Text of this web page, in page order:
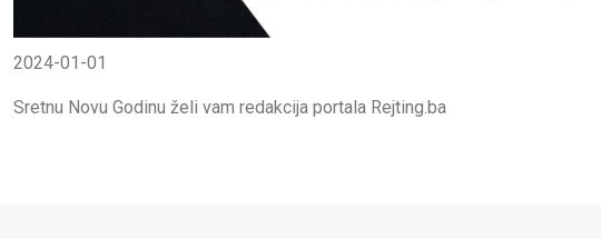
2024-01-01
Sretnu Novu Godinu želi vam redakcija portala Rejting.ba